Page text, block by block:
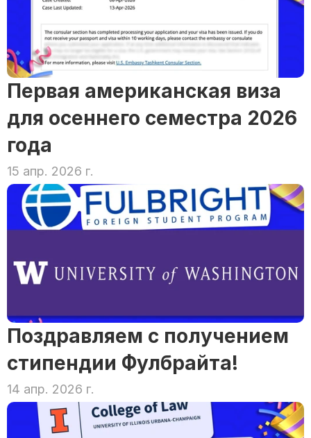
Первая американская виза
для осеннего семестра 2026
года
15 апр. 2026 г.
Поздравляем с получением
стипендии Фулбрайта!
14 апр. 2026 г.